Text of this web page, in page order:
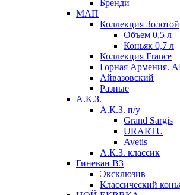
Бренди
МАП
Коллекция Золотой
Объем 0,5 л
Коньяк 0,7 л
Коллекция France
Горная Армения.
Айвазовский
Разные
А.К.З.
А.К.З. п/у
Grand Sargis
URARTU
Avetis
А.К.З. классик
Гиневан ВЗ
Эксклюзив
Классический